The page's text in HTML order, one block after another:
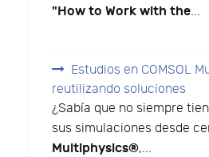
"How to Work with the...
Estudios en COMSOL
reutilizando soluciones
¿Sabía que no siempre
sus simulaciones desde
Multiphysics®,...